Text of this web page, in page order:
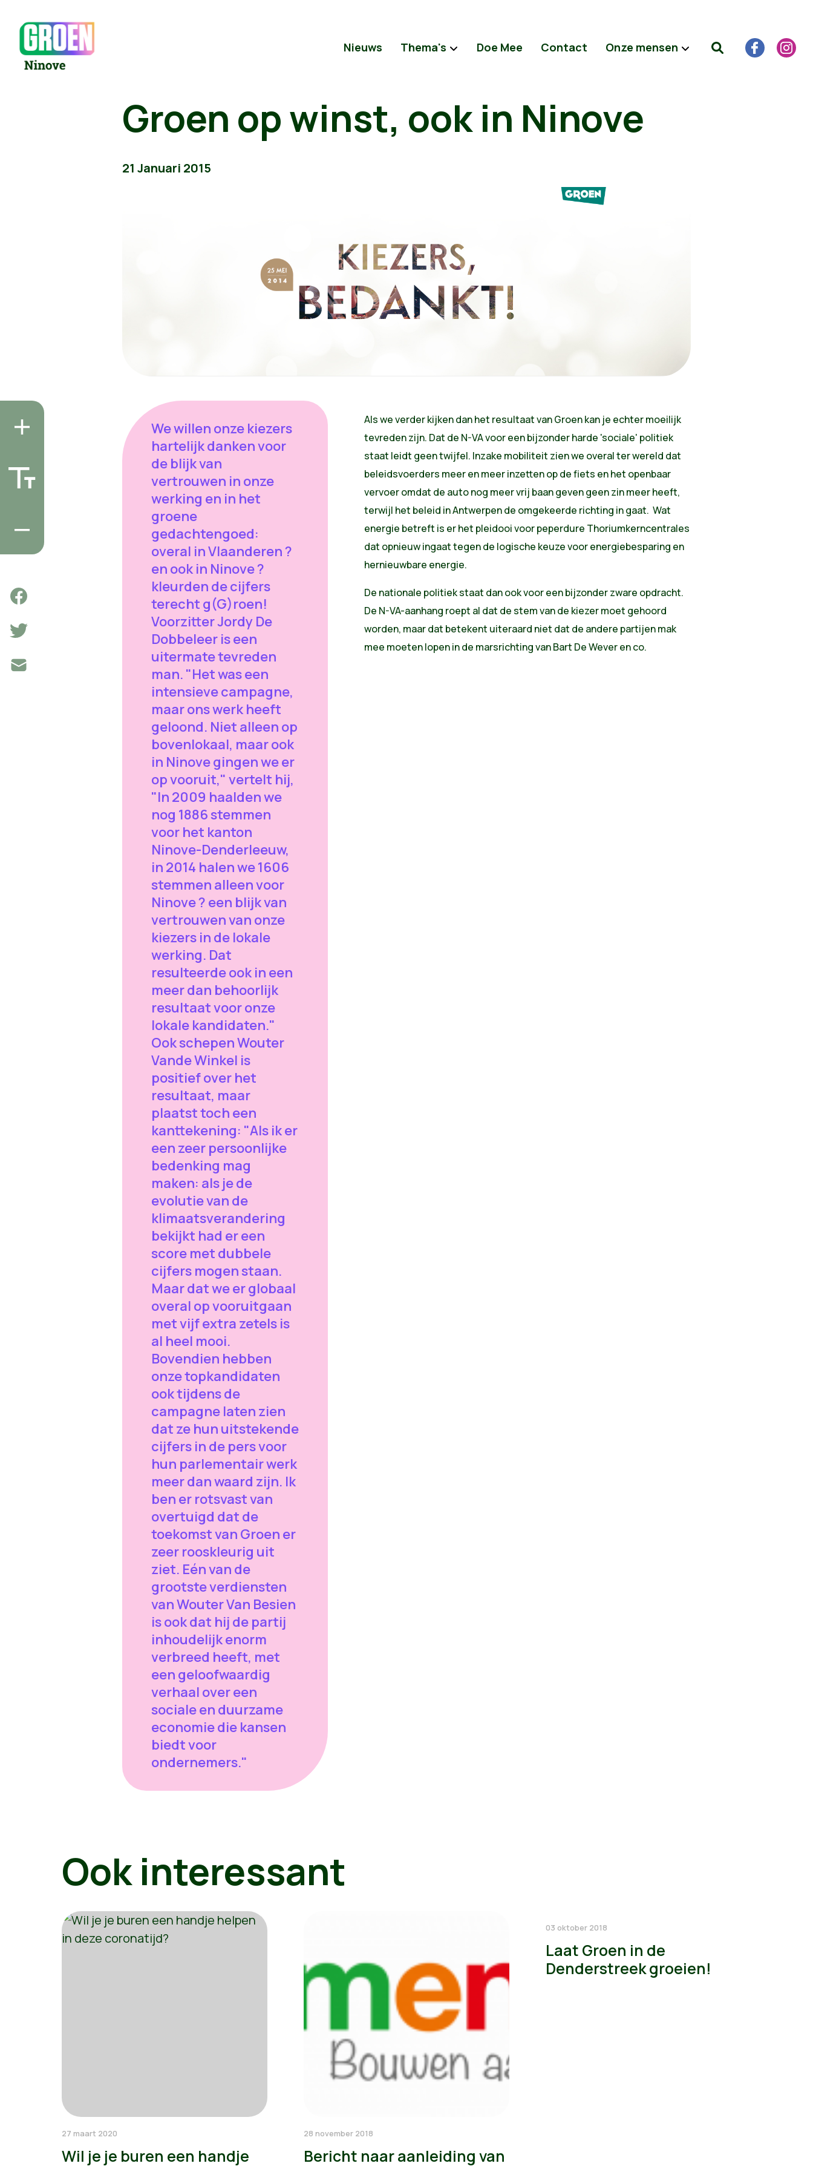
Nieuws Thema's Doe Mee Contact Onze mensen
Groen op winst, ook in Ninove
21 Januari 2015
We willen onze kiezers
hartelijk danken voor
de blijk van
vertrouwen in onze
werking en in het
groene
gedachtengoed:
overal in Vlaanderen ?
en ook in Ninove ?
kleurden de cijfers
terecht g(G)roen!
Voorzitter Jordy De
Dobbeleer is een
uitermate tevreden
man. "Het was een
intensieve campagne,
maar ons werk heeft
geloond. Niet alleen op
bovenlokaal, maar ook
in Ninove gingen we er
op vooruit," vertelt hij,
"In 2009 haalden we
nog 1886 stemmen
voor het kanton
Ninove-Denderleeuw,
in 2014 halen we 1606
stemmen alleen voor
Ninove ? een blijk van
vertrouwen van onze
kiezers in de lokale
werking. Dat
resulteerde ook in een
meer dan behoorlijk
resultaat voor onze
lokale kandidaten."
Ook schepen Wouter
Vande Winkel is
positief over het
resultaat, maar
plaatst toch een
kanttekening: "Als ik er
een zeer persoonlijke
bedenking mag
maken: als je de
evolutie van de
klimaatsverandering
bekijkt had er een
score met dubbele
cijfers mogen staan.
Maar dat we er globaal
overal op vooruitgaan
met vijf extra zetels is
al heel mooi.
Bovendien hebben
onze topkandidaten
ook tijdens de
campagne laten zien
dat ze hun uitstekende
cijfers in de pers voor
hun parlementair werk
meer dan waard zijn. Ik
ben er rotsvast van
overtuigd dat de
toekomst van Groen er
zeer rooskleurig uit
ziet. Eén van de
grootste verdiensten
van Wouter Van Besien
is ook dat hij de partij
inhoudelijk enorm
verbreed heeft, met
een geloofwaardig
verhaal over een
sociale en duurzame
economie die kansen
biedt voor
ondernemers."
Als we verder kijken dan het resultaat van Groen kan je echter moeilijk
tevreden zijn. Dat de N-VA voor een bijzonder harde 'sociale' politiek
staat leidt geen twijfel. Inzake mobiliteit zien we overal ter wereld dat
beleidsvoerders meer en meer inzetten op de fiets en het openbaar
vervoer omdat de auto nog meer vrij baan geven geen zin meer heeft,
terwijl het beleid in Antwerpen de omgekeerde richting in gaat. Wat
energie betreft is er het pleidooi voor peperdure Thoriumkerncentrales
dat opnieuw ingaat tegen de logische keuze voor energiebesparing en
hernieuwbare energie.
De nationale politiek staat dan ook voor een bijzonder zware opdracht.
De N-VA-aanhang roept al dat de stem van de kiezer moet gehoord
worden, maar dat betekent uiteraard niet dat de andere partijen mak
mee moeten lopen in de marsrichting van Bart De Wever en co.
Ook interessant
27 maart 2020
Wil je je buren een handje
28 november 2018
Bericht naar aanleiding van
03 oktober 2018
Laat Groen in de
Denderstreek groeien!